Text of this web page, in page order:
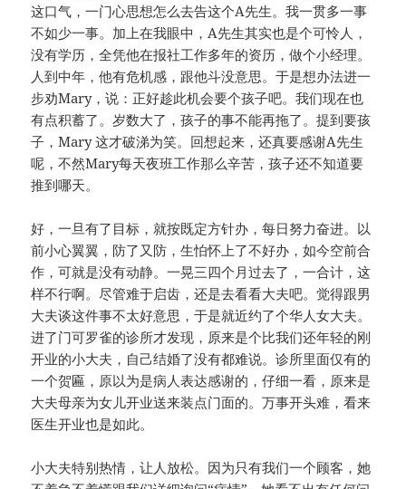
这口气，一门心思想怎么去告这个A先生。我一贯多一事
不如少一事。加上在我眼中，A先生其实也是个可怜人，
没有学历，全凭他在报社工作多年的资历，做个小经理。
人到中年，他有危机感，跟他斗没意思。于是想办法进一
步劝Mary，说：正好趁此机会要个孩子吧。我们现在也
有点积蓄了。岁数大了，孩子的事不能再拖了。提到要孩
子，Mary 这才破涕为笑。回想起来，还真要感谢A先生
呢，不然Mary每天夜班工作那么辛苦，孩子还不知道要
推到哪天。
好，一旦有了目标，就按既定方针办，每日努力奋进。以
前小心翼翼，防了又防，生怕怀上了不好办，如今空前合
作，可就是没有动静。一晃三四个月过去了，一合计，这
样不行啊。尽管难于启齿，还是去看看大夫吧。觉得跟男
大夫谈这件事不太好意思，于是就近约了个华人女大夫。
进了门可罗雀的诊所才发现，原来是个比我们还年轻的刚
开业的小大夫，自己结婚了没有都难说。诊所里面仅有的
一个贺匾，原以为是病人表达感谢的，仔细一看，原来是
大夫母亲为女儿开业送来装点门面的。万事开头难，看来
医生开业也是如此。
小大夫特别热情，让人放松。因为只有我们一个顾客，她